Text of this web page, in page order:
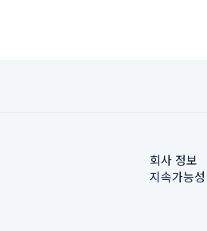
회사 정보
지속가능성